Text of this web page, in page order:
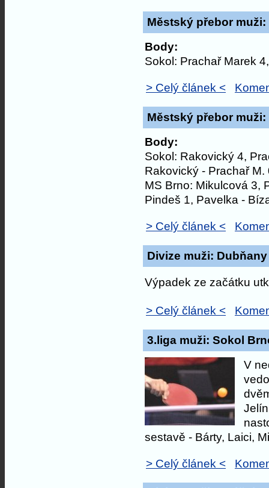
Městský přebor
Body:
Sokol: Prachař Marek
> Celý článek <
Městský přebor
Body:
Sokol: Rakovický 4,
Rakovický - Prachař
MS Brno: Mikulcová 3,
Pindeš 1, Pavelka -
> Celý článek <
Divize muži:
Výpadek ze začátku
> Celý článek <
3.liga muži: Sokol
V
sestavě - Bárty, Laici,
> Celý článek <